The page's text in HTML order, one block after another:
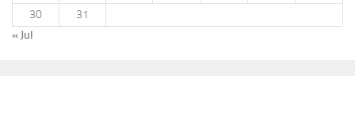
30
31
« Jul